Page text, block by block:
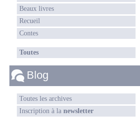
Beaux livres
Recueil
Contes
Toutes
Blog
Toutes les archives
Inscription à lanewsletter